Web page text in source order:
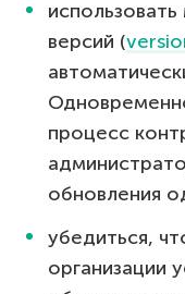
версий (
процесс
обновления
убедиться,
организации